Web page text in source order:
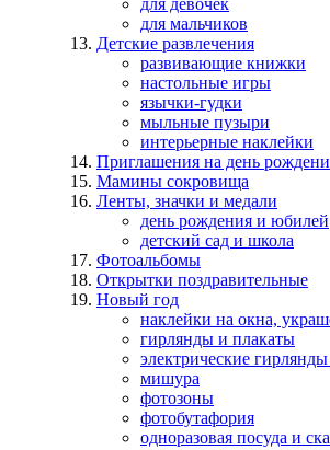
для девочек
для мальчиков
Детские развлечения
развивающие книжки
настольные игры
язычки-гудки
мыльные пузыри
интерьерные наклейки
Приглашения на день
Мамины сокровища
Ленты, значки и медали
день рождения и юбилей
детский сад и школа
Фотоальбомы
Открытки поздравительные
Новый год
наклейки на окна,
гирлянды и плакаты
электрические
мишура
фотозоны
фотобутафория
одноразовая посуда и